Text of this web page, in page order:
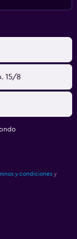
15/8
y condiciones y